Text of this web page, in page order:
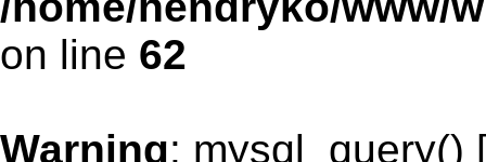
on line 62
Warning: mysql_query()